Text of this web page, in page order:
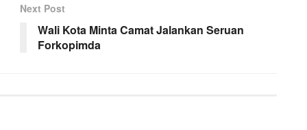
Next Post
Wali Kota Minta Camat Jalankan Seruan
Forkopimda